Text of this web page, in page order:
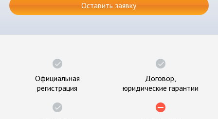
Оставить заявку
Официальная
регистрация
Договор,
юридические гарантии